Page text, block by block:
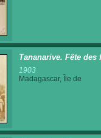
Tananarive. Fête des
1903
Madagascar, Île de